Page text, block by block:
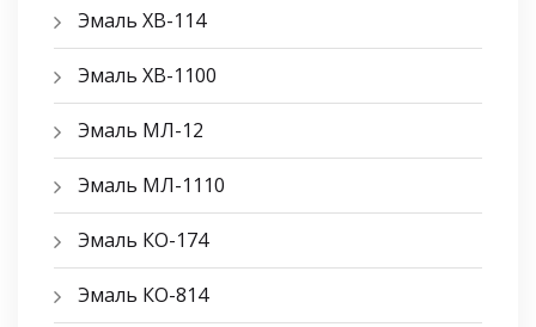
Эмаль ХВ-114
Эмаль ХВ-1100
Эмаль МЛ-12
Эмаль МЛ-1110
Эмаль КО-174
Эмаль КО-814